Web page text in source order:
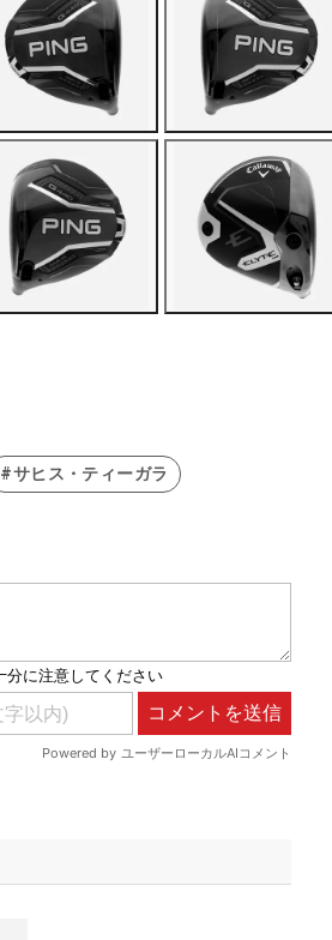
#サヒス・ティーガラ